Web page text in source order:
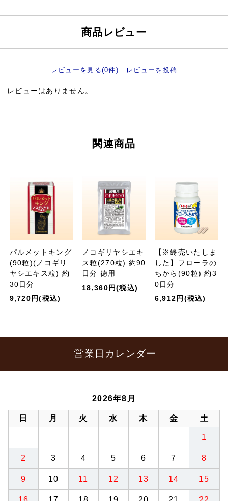
商品レビュー
レビューを見る(0件) レビューを投稿
レビューはありません。
関連商品
パルメットキング
(90粒)(ノコギリ
ヤシエキス粒) 約
30日分
9,720円(税込)
ノコギリヤシエキ
ス粒(270粒) 約90
日分 徳用
18,360円(税込)
【※終売いたしま
した】フローラの
ちから(90粒) 約3
0日分
6,912円(税込)
営業日カレンダー
2026年8月
日 月 火 水 木 金 土
1
2 3 4 5 6 7 8
9 10 11 12 13 14 15